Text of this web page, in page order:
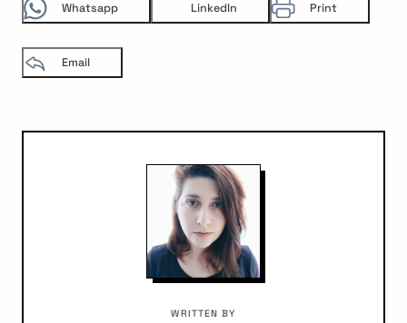
Whatsapp LinkedIn Print
Email
WRITTEN BY